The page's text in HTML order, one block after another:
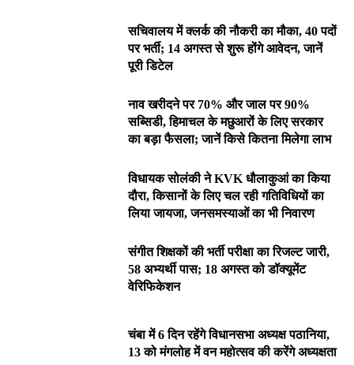
सचिवालय में क्लर्क की नौकरी का मौका, 40 पदों
पर भर्ती; 14 अगस्त से शुरू होंगे आवेदन, जानें
पूरी डिटेल
नाव खरीदने पर 70% और जाल पर 90%
सब्सिडी, हिमाचल के मछुआरों के लिए सरकार
का बड़ा फैसला; जानें किसे कितना मिलेगा लाभ
विधायक सोलंकी ने KVK धौलाकुआं का किया
दौरा, किसानों के लिए चल रही गतिविधियों का
लिया जायजा, जनसमस्याओं का भी निवारण
संगीत शिक्षकों की भर्ती परीक्षा का रिजल्ट जारी,
58 अभ्यर्थी पास; 18 अगस्त को डॉक्यूमेंट
वेरिफिकेशन
चंबा में 6 दिन रहेंगे विधानसभा अध्यक्ष पठानिया,
13 को मंगलोह में वन महोत्सव की करेंगे अध्यक्षता